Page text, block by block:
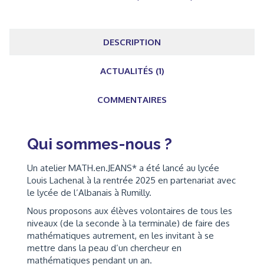
DESCRIPTION
ACTUALITÉS (1)
COMMENTAIRES
Qui sommes-nous ?
Un atelier MATH.en.JEANS* a été lancé au lycée
Louis Lachenal à la rentrée 2025 en partenariat avec
le lycée de l’Albanais à Rumilly.
Nous proposons aux élèves volontaires de tous les
niveaux (de la seconde à la terminale) de faire des
mathématiques autrement, en les invitant à se
mettre dans la peau d’un chercheur en
mathématiques pendant un an.